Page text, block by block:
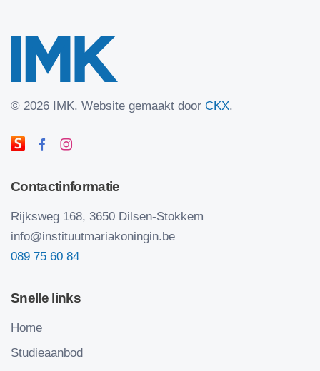
© 2026 IMK. Website gemaakt door CKX.
Contactinformatie
Rijksweg 168, 3650 Dilsen-Stokkem
info@instituutmariakoningin.be
089 75 60 84
Snelle links
Home
Studieaanbod